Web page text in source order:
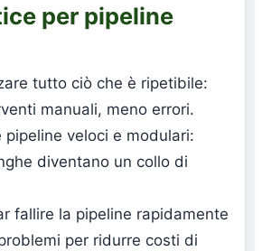
per pipeline
tutto ciò che è ripetibile:
manuali, meno errori.
pipeline veloci e modulari:
diventano un collo di
fallire la pipeline rapidamente
per ridurre costi di